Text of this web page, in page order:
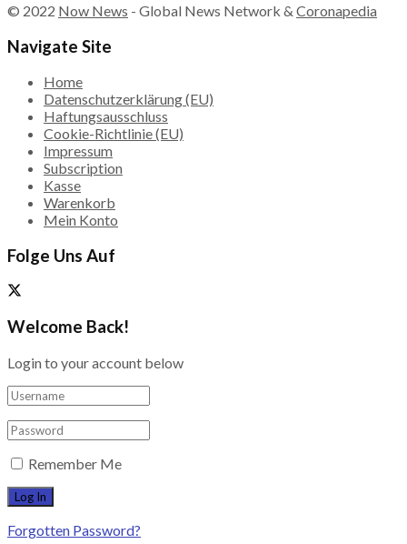
© 2022 Now News - Global News Network & Coronapedia
Navigate Site
Home
Datenschutzerklärung (EU)
Haftungsausschluss
Cookie-Richtlinie (EU)
Impressum
Subscription
Kasse
Warenkorb
Mein Konto
Folge Uns Auf
Welcome Back!
Login to your account below
Remember Me
Forgotten Password?